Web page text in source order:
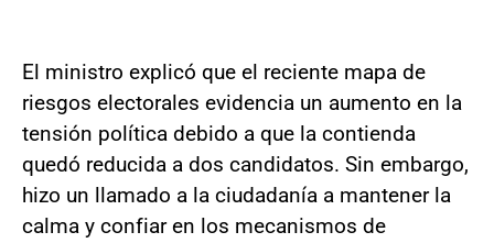
El ministro explicó que el reciente mapa de
riesgos electorales evidencia un aumento en la
tensión política debido a que la contienda
quedó reducida a dos candidatos. Sin embargo,
hizo un llamado a la ciudadanía a mantener la
calma y confiar en los mecanismos de